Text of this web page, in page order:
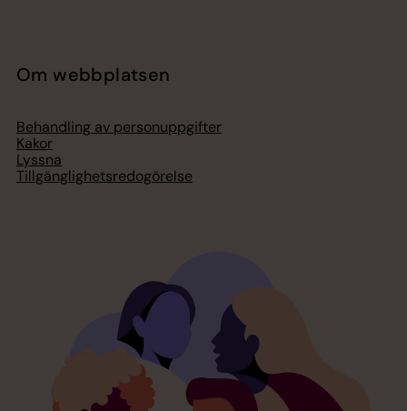
Om webbplatsen
Behandling av personuppgifter
Kakor
Lyssna
Tillgänglighetsredogörelse